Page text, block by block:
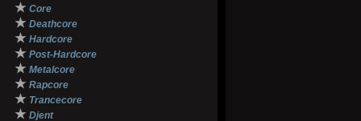
★ Core
★ Deathcore
★ Hardcore
★ Post-Hardcore
★ Metalcore
★ Rapcore
★ Trancecore
★ Djent